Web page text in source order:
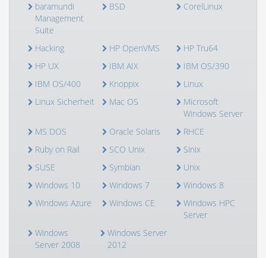
baramundi
Management
Suite
BSD CorelLinux
Hacking HP OpenVMS
HP Tru64
HP UX
IBM AIX
IBM OS/390
IBM OS/400
Knoppix
Linux
Linux Sicherheit
Mac OS
Microsoft
Windows Server
MS DOS
Oracle Solaris
RHCE
Ruby on Rail
SCO Unix
Sinix
SUSE
Symbian
Unix
Windows 10
Windows 7
Windows 8
Windows Azure
Windows CE
Windows HPC
Server
Windows
Server 2008
Windows Server
2012